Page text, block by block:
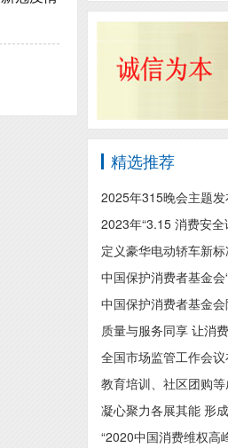
精选推荐
2025年315晚会主题
2023年“3.15 消费安全
定义豪华电动轿车新
中国保护消费者基金
中国保护消费者基金
质量与服务同享 让消
全国市场监管工作会
教育培训、社区团购
凝心聚力各展其能 形
“2020中国消费维权高